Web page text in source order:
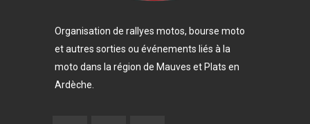
Organisation de rallyes motos, bourse moto
et autres sorties ou événements liés à la
moto dans la région de Mauves et Plats en
Ardèche.